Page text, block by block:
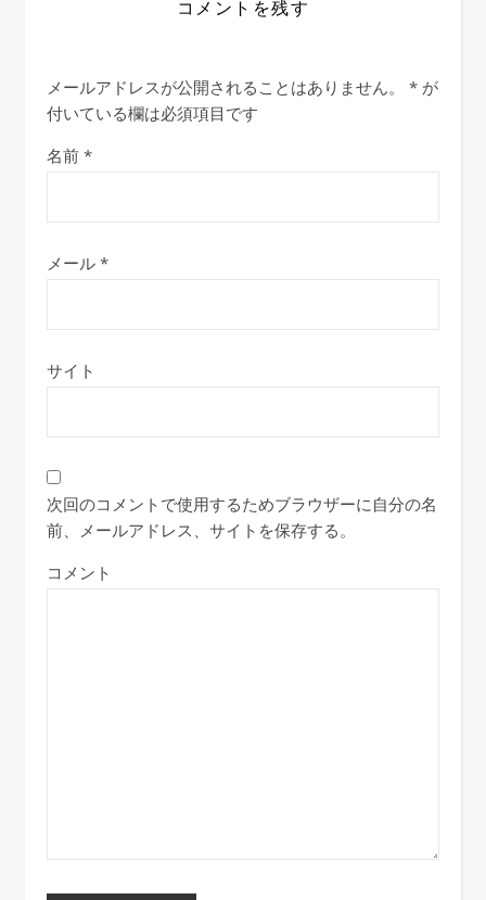
コメントを残す
メールアドレスが公開されることはありません。 * が
付いている欄は必須項目です
名前 *
メール *
サイト
次回のコメントで使用するためブラウザーに自分の名
前、メールアドレス、サイトを保存する。
コメント